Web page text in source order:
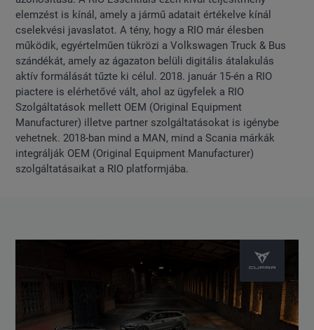
elemzést is kínál, amely a jármű adatait értékelve kínál
cselekvési javaslatot. A tény, hogy a RIO már élesben
működik, egyértelműen tükrözi a Volkswagen Truck & Bus
szándékát, amely az ágazaton belüli digitális átalakulás
aktív formálását tűzte ki célul. 2018. január 15-én a RIO
piactere is elérhetővé vált, ahol az ügyfelek a RIO
Szolgáltatások mellett OEM (Original Equipment
Manufacturer) illetve partner szolgáltatásokat is igénybe
vehetnek. 2018-ban mind a MAN, mind a Scania márkák
integrálják OEM (Original Equipment Manufacturer)
szolgáltatásaikat a RIO platformjába.